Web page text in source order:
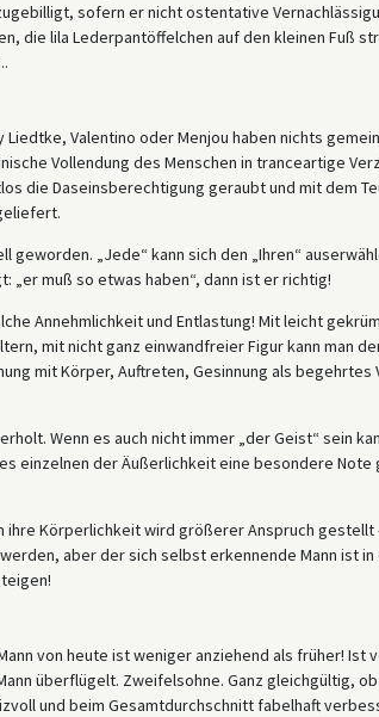
sofern er nicht ostentative
die lila Lederpantöffelchen auf den kleinen Fuß
Liedtke, Valentino oder Menjou haben nichts
Vollendung des Menschen in tranceartige
die Daseinsberechtigung geraubt und mit dem
geworden. „Jede“ kann sich den „Ihren“
„er muß so etwas haben“, dann ist er richtig!
Annehmlichkeit und Entlastung! Mit leicht
mit nicht ganz einwandfreier Figur kann man
mit Körper, Auftreten, Gesinnung als
Wenn es auch nicht immer „der Geist“ sein
einzelnen der Äußerlichkeit eine besondere Note
ihre Körperlichkeit wird größerer Anspruch gestellt
aber der sich selbst erkennende Mann ist
von heute ist weniger anziehend als früher! Ist
überflügelt. Zweifelsohne. Ganz gleichgültig,
und beim Gesamtdurchschnitt fabelhaft